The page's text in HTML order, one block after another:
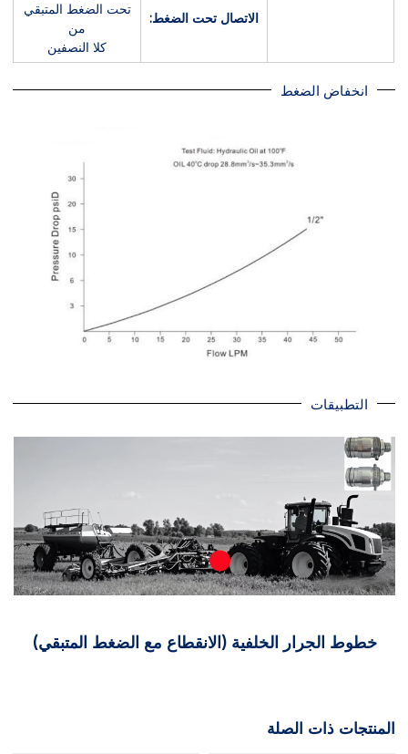
الاتصال تحت الضغط:
تحت الضغط المتبقي
من
كلا النصفين
انخفاض الضغط
التطبيقات
خطوط الجرار الخلفية (الانقطاع مع الضغط المتبقي)
المنتجات ذات الصلة